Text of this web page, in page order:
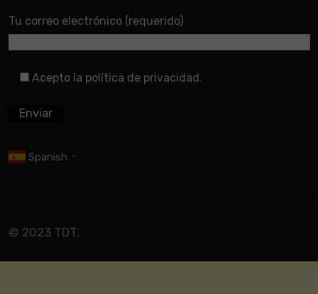
Tu correo electrónico (requerido)
Acepto la política de privacidad.
Spanish ▼
© 2023 TDT.